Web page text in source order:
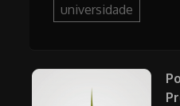
universidade